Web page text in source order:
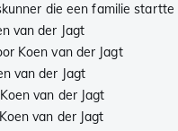
die een familie startte
van der Jagt
Koen van der Jagt
van der Jagt
van der Jagt
van der Jagt